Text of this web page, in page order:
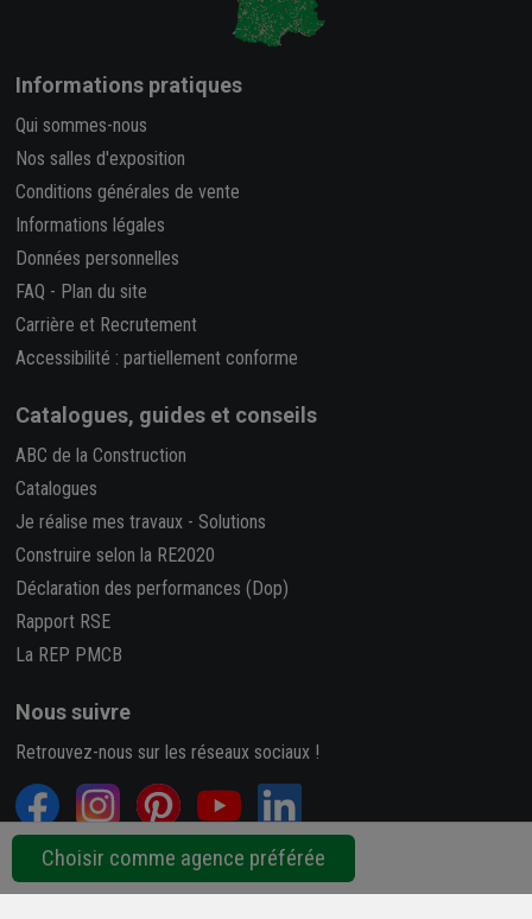
Choisir comme agence préférée
Informations pratiques
Qui sommes-nous
Nos salles d'exposition
Conditions générales de vente
Informations légales
Données personnelles
FAQ - Plan du site
Carrière et Recrutement
Accessibilité : partiellement conforme
Catalogues, guides et conseils
ABC de la Construction
Catalogues
Je réalise mes travaux - Solutions
Construire selon la RE2020
Déclaration des performances (Dop)
Rapport RSE
La REP PMCB
Nous suivre
Retrouvez-nous sur les réseaux sociaux !